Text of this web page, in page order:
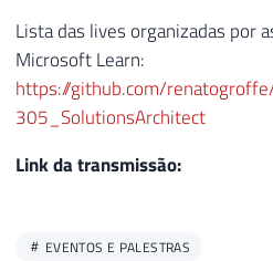
Lista das lives organizadas por
Microsoft Learn:
https://github.com/
305_SolutionsArchitect
Link da transmissão:
EVENTOS E PALESTRAS